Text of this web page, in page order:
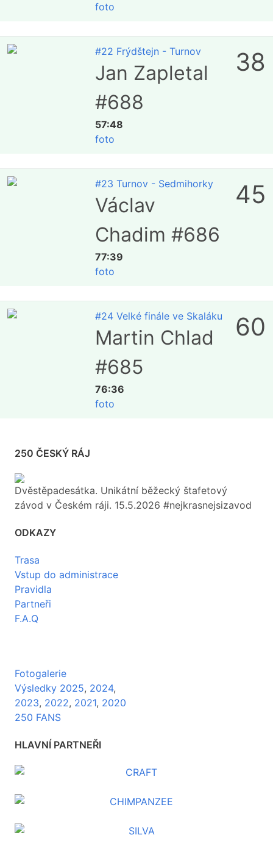
foto
#22 Frýdštejn - Turnov
Jan Zapletal
#688
57:48
foto
38
#23 Turnov - Sedmihorky
Václav
Chadim #686
77:39
foto
45
#24 Velké finále ve Skaláku
Martin Chlad
#685
76:36
foto
60
250 ČESKÝ RÁJ
Dvěstěpadesátka. Unikátní běžecký štafetový
závod v Českém ráji. 15.5.2026 #nejkrasnejsizavod
ODKAZY
Trasa
Vstup do administrace
Pravidla
Partneři
F.A.Q
Fotogalerie
Výsledky 2025, 2024,
2023, 2022, 2021, 2020
250 FANS
HLAVNÍ PARTNEŘI